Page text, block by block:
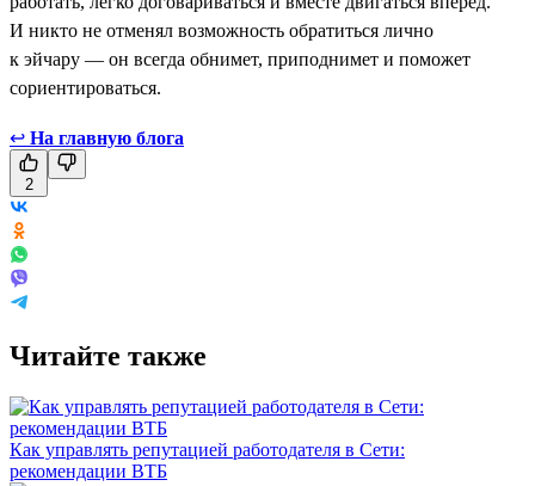
И никто не отменял возможность обратиться лично
к эйчару — он всегда обнимет, приподнимет и поможет
сориентироваться.
↩ На главную блога
2
Читайте также
Как управлять репутацией работодателя в Сети:
рекомендации ВТБ